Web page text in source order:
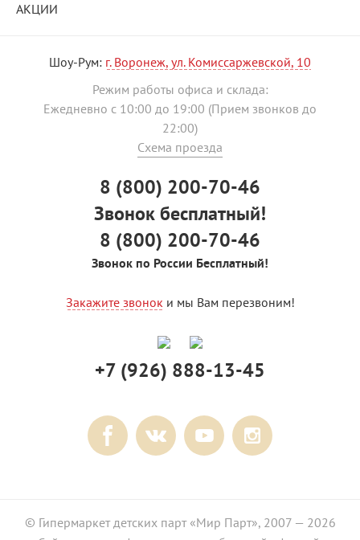
АКЦИИ
Шоу-Рум: г. Воронеж, ул. Комиссаржевской, 10
Режим работы офиса и склада:
Ежедневно с 10:00 до 19:00 (Прием звонков до
22:00)
Схема проезда
8 (800) 200-70-46
Звонок бесплатный!
8 (800) 200-70-46
Звонок по России Бесплатный!
Закажите звоноки мы Вам перезвоним!
+7 (926) 888-13-45
© Гипермаркет детских парт «Мир Парт», 2007 — 2026